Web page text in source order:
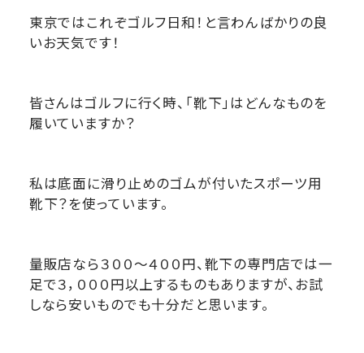
東京ではこれぞゴルフ日和！と言わんばかりの良
いお天気です！
皆さんはゴルフに行く時、「靴下」はどんなものを
履いていますか？
私は底面に滑り止めのゴムが付いたスポーツ用
靴下？を使っています。
量販店なら３００～４００円、靴下の専門店では一
足で３，０００円以上するものもありますが、お試
しなら安いものでも十分だと思います。